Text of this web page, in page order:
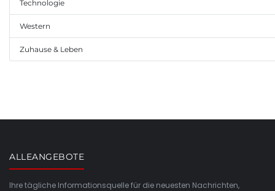
Technologie
Western
Zuhause & Leben
ALLEANGEBOTE
Ihre tägliche Informationsquelle für die neuesten Nachrichten,